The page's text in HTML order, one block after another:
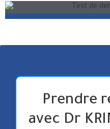
Prendre
avec Dr